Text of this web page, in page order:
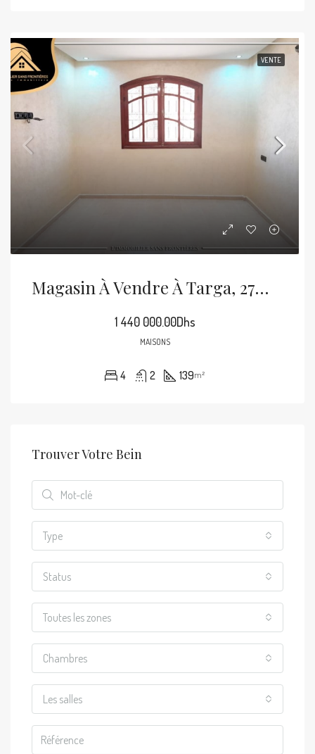
VENTE
Magasin À Vendre À Targa, 270m², Marrakech
1 440 000.00Dhs
MAISONS
4 2 139m²
Trouver Votre Bein
Type
Status
Toutes les zones
Chambres
Les salles